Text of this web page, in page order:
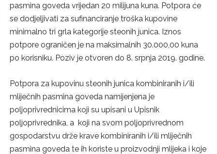
pasmina goveda vrijedan 20 milijuna kuna. Potpora će
se dodjeljivati za sufinanciranje troška kupovine
minimalno tri grla kategorije steonih junica. Iznos
potpore ograničen je na maksimalnih 30.000,00 kuna
po korisniku. Poziv je otvoren do 8. srpnja 2019. godine.
Potpora za kupovinu steonih junica kombiniranih i/ili
mliječnih pasmina goveda namijenjena je
poljoprivrednicima koji su upisani u Upisnik
poljoprivrednika, a koji na svom poljoprivrednom
gospodarstvu drže krave kombiniranih i/ili mliječnih
pasmina goveda te ih koriste u proizvodnji mlijeka i koje